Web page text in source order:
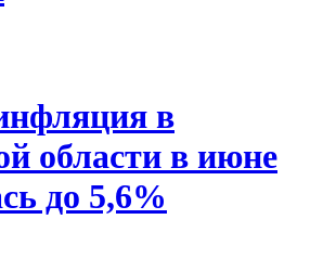
в
области в июне
до 5,6%